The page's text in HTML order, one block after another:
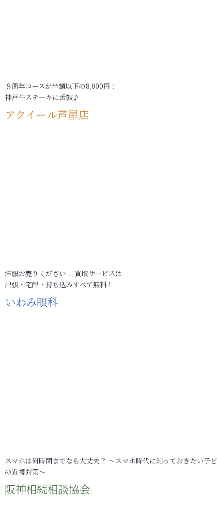
８周年コースが半額以下の8,000円！
神戸牛ステーキに舌鼓♪
アクイール芦屋店
洋服お売りください！ 買取サービスは
出張・宅配・持ち込みすべて無料！
いわみ眼科
スマホは何時間までなら大丈夫？ ～スマホ時代に知っておきたい子
の近視対策～
阪神相続相談協会